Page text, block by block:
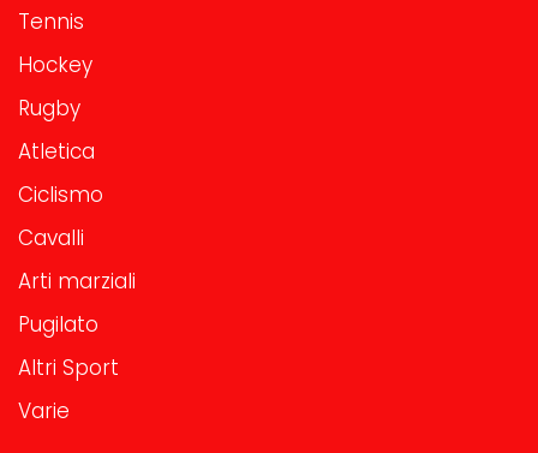
Tennis
Hockey
Rugby
Atletica
Ciclismo
Cavalli
Arti marziali
Pugilato
Altri Sport
Varie